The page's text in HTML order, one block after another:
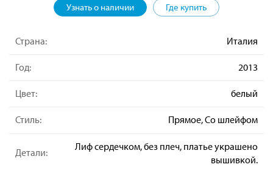
Узнать о наличии Где купить
Страна: Италия
Год: 2013
Цвет: белый
Стиль: Прямое, Со шлейфом
Детали:
Лиф сердечком, без плеч, платье украшено
вышивкой.